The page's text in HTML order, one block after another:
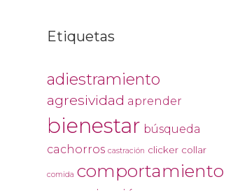
Etiquetas
adiestramiento
agresividad aprender
bienestar búsqueda
cachorros castración clicker collar
comida comportamiento